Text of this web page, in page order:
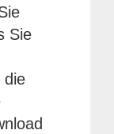
Sie
die